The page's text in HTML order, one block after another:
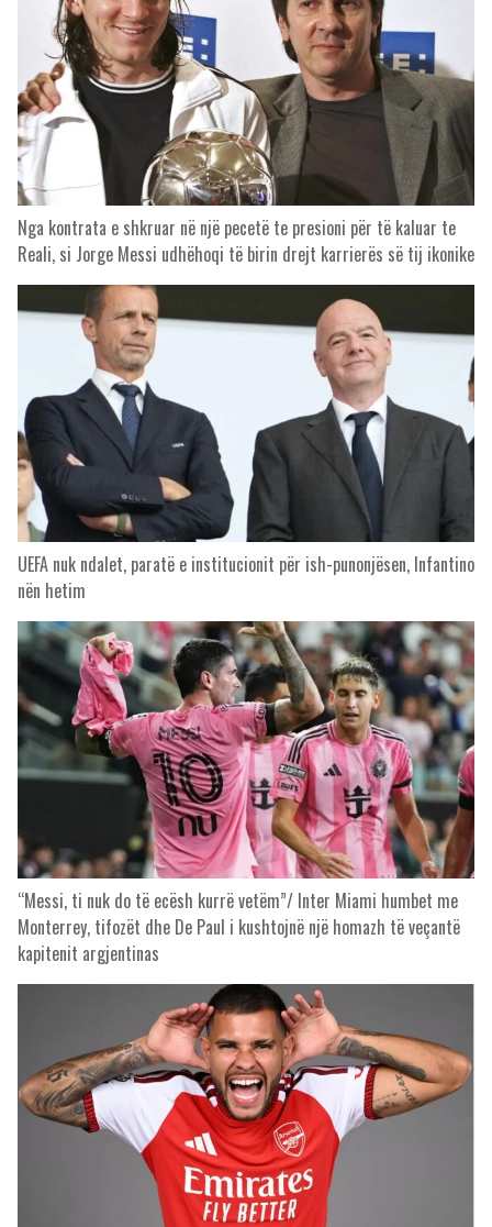
Nga kontrata e shkruar në një pecetë te presioni për të kaluar te
Reali, si Jorge Messi udhëhoqi të birin drejt karrierës së tij ikonike
UEFA nuk ndalet, paratë e institucionit për ish-punonjësen, Infantino
nën hetim
“Messi, ti nuk do të ecësh kurrë vetëm”/ Inter Miami humbet me
Monterrey, tifozët dhe De Paul i kushtojnë një homazh të veçantë
kapitenit argjentinas